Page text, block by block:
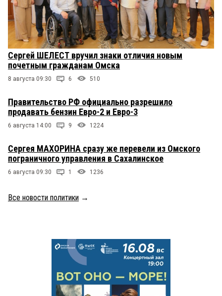
Сергей ШЕЛЕСТ вручил знаки отличия новым
почетным гражданам Омска
8 августа 09:30 6 510
Правительство РФ официально разрешило
продавать бензин Евро-2 и Евро-3
6 августа 14:00 9 1224
Сергея МАХОРИНА сразу же перевели из Омского
пограничного управления в Сахалинское
6 августа 09:30 1 1236
Все новости политики →